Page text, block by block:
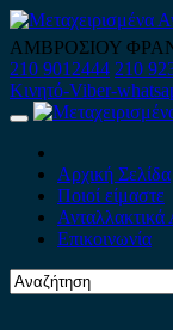
Skip
to
content
ΑΜΒΡΟΣΙΟΥ
210 9012444 210
Κινητό-Viber-
Primary
Αρχική Σελίδα
Ποιοί είμαστε
Ανταλλακτικά
Επικοινωνία